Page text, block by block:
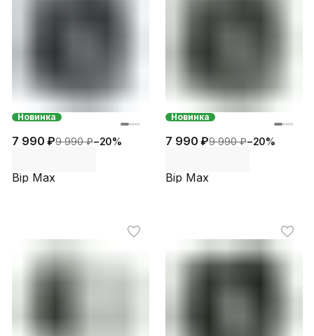
Новинка
7 990 ₽9 990 ₽−20%
Bip Max
Новинка
7 990 ₽9 990 ₽−20%
Bip Max